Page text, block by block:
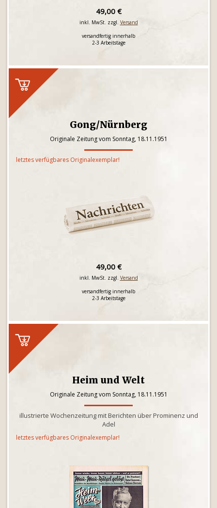
49,00 €
inkl. MwSt. zzgl. Versand
versandfertig innerhalb
2-3 Arbeitstage
Gong/Nürnberg
Originale Zeitung vom Sonntag, 18.11.1951
letztes verfügbares Originalexemplar!
49,00 €
inkl. MwSt. zzgl. Versand
versandfertig innerhalb
2-3 Arbeitstage
Heim und Welt
Originale Zeitung vom Sonntag, 18.11.1951
illustrierte Wochenzeitung mit Berichten über Prominenz und
Adel
letztes verfügbares Originalexemplar!